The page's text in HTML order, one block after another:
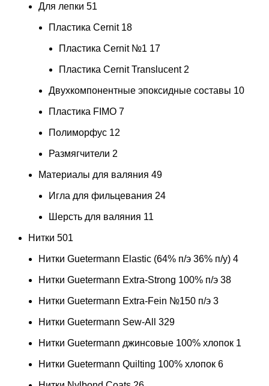
Для лепки 51
Пластика Cernit 18
Пластика Cernit №1 17
Пластика Cernit Translucent 2
Двухкомпонентные эпоксидные составы 10
Пластика FIMO 7
Полиморфус 12
Размягчители 2
Материалы для валяния 49
Игла для фильцевания 24
Шерсть для валяния 11
Нитки 501
Нитки Guetermann Elastic (64% п/э 36% п/у) 4
Нитки Guetermann Extra-Strong 100% п/э 38
Нитки Guetermann Extra-Fein №150 п/э 3
Нитки Guetermann Sew-All 329
Нитки Guetermann джинсовые 100% хлопок 1
Нитки Guetermann Quilting 100% хлопок 6